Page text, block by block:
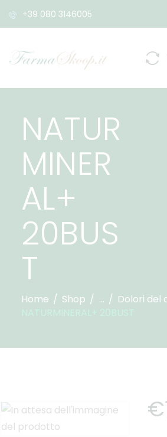
+39 080 3146005
NATUR
MINER
AL+
20BUS
T
Home Shop ...
Dolori del
€